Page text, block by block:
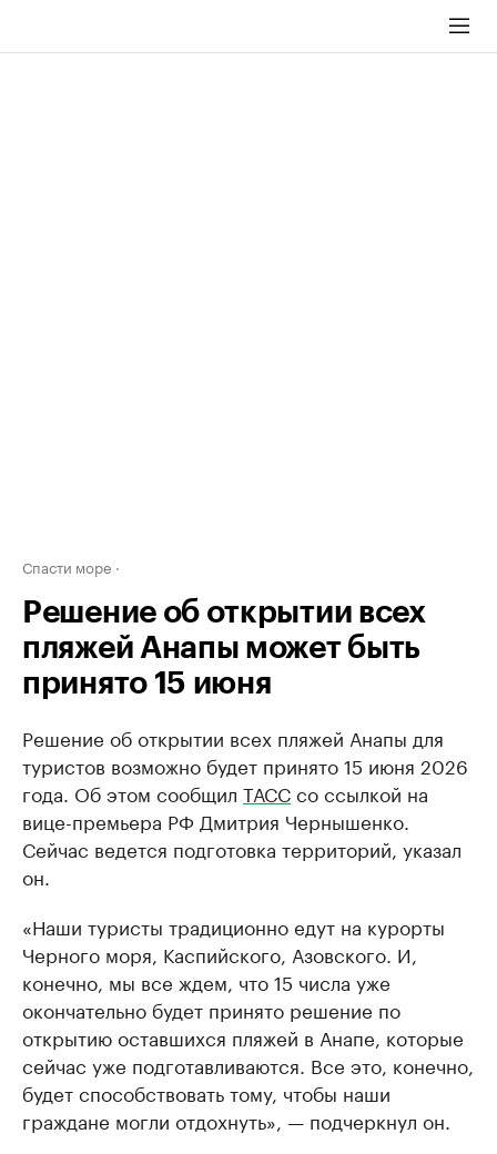
Спасти море
Решение об открытии всех
пляжей Анапы может быть
принято 15 июня
Решение об открытии всех пляжей Анапы для
туристов возможно будет принято 15 июня 2026
года. Об этом сообщил ТАССсо ссылкой на
вице-премьера РФ Дмитрия Чернышенко.
Сейчас ведется подготовка территорий, указал
он.
«Наши туристы традиционно едут на курорты
Черного моря, Каспийского, Азовского. И,
конечно, мы все ждем, что 15 числа уже
окончательно будет принято решение по
открытию оставшихся пляжей в Анапе, которые
сейчас уже подготавливаются. Все это, конечно,
будет способствовать тому, чтобы наши
граждане могли отдохнуть», — подчеркнул он.